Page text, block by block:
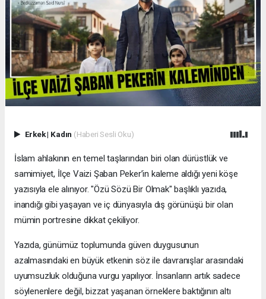
Erkek| Kadın (Haberi Sesli Oku)
İslam ahlakının en temel taşlarından biri olan dürüstlük ve
samimiyet, İlçe Vaizi Şaban Peker’in kaleme aldığı yeni köşe
yazısıyla ele alınıyor. "Özü Sözü Bir Olmak" başlıklı yazıda,
inandığı gibi yaşayan ve iç dünyasıyla dış görünüşü bir olan
mümin portresine dikkat çekiliyor.
​Yazıda, günümüz toplumunda güven duygusunun
azalmasındaki en büyük etkenin söz ile davranışlar arasındaki
uyumsuzluk olduğuna vurgu yapılıyor. İnsanların artık sadece
söylenenlere değil, bizzat yaşanan örneklere baktığının altı